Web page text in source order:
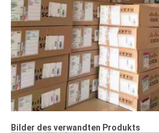
Bilder des verwandten Produkts